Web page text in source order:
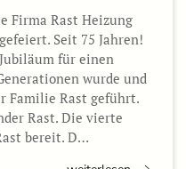
Firma Rast Heizung
Seit 75 Jahren!
für einen
wurde und
Familie Rast geführt.
Rast. Die vierte
bereit. D…